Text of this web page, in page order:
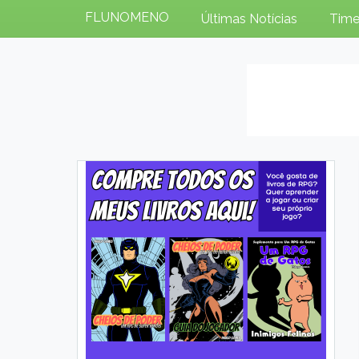
FLUNOMENO Últimas Notícias